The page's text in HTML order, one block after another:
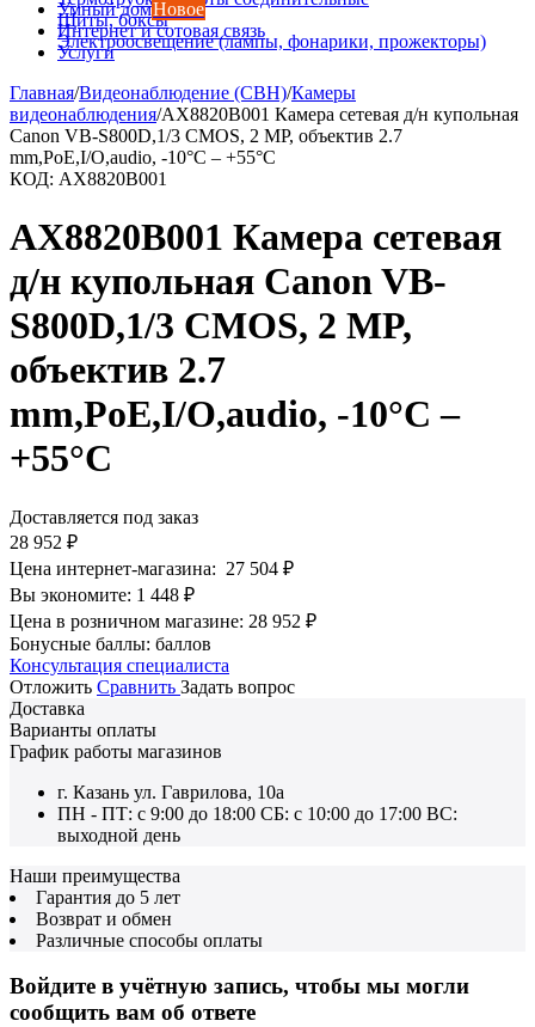
Щиты, боксы
Электроосвещение (лампы, фонарики, прожекторы)
Умный домНовое
Интернет и сотовая связь
Услуги
Главная/Видеонаблюдение (СВН)/Камеры
видеонаблюдения/AX8820B001 Камера сетевая д/н купольная
Canon VB-S800D,1/3 CMOS, 2 MP, объектив 2.7
mm,PoE,I/O,audio, -10°C – +55°C
КОД: AX8820B001
AX8820B001 Камера сетевая
д/н купольная Canon VB-
S800D,1/3 CMOS, 2 MP,
объектив 2.7
mm,PoE,I/O,audio, -10°C –
+55°C
Доставляется под заказ
28 952 ₽
Цена интернет-магазина: 27 504 ₽
Вы экономите: 1 448 ₽
Цена в розничном магазине: 28 952 ₽
Бонусные баллы: баллов
Консультация специалиста
Отложить Сравнить Задать вопрос
Доставка
Варианты оплаты
График работы магазинов
г. Казань ул. Гаврилова, 10а
ПН - ПТ: с 9:00 до 18:00 СБ: с 10:00 до 17:00 ВС:
выходной день
Наши преимущества
Гарантия до 5 лет
Возврат и обмен
Различные способы оплаты
Войдите в учётную запись, чтобы мы могли
сообщить вам об ответе